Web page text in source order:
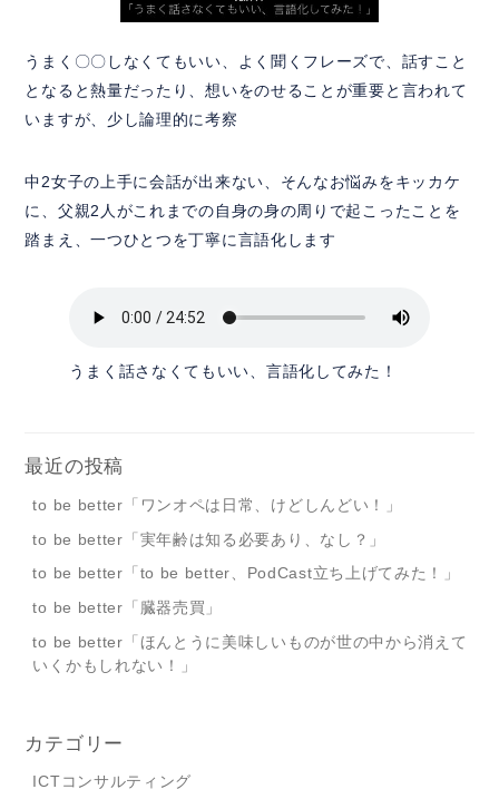
うまく〇〇しなくてもいい、よく聞くフレーズで、話すこと
となると熱量だったり、想いをのせることが重要と言われて
いますが、少し論理的に考察
中2女子の上手に会話が出来ない、そんなお悩みをキッカケ
に、父親2人がこれまでの自身の身の周りで起こったことを
踏まえ、一つひとつを丁寧に言語化します
うまく話さなくてもいい、言語化してみた！
最近の投稿
to be better「ワンオペは日常、けどしんどい！」
to be better「実年齢は知る必要あり、なし？」
to be better「to be better、PodCast立ち上げてみた！」
to be better「臓器売買」
to be better「ほんとうに美味しいものが世の中から消えて
いくかもしれない！」
カテゴリー
ICTコンサルティング